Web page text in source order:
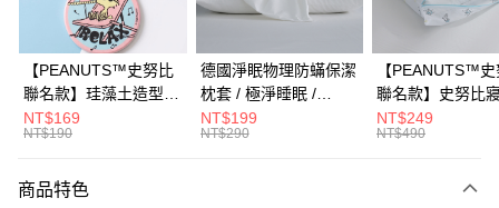
上海商業儲蓄銀行
台北富邦商業銀行
國泰世華商業銀行
臺灣中小企業銀行
台中商業銀行
匯豐（台灣）商業銀行
華泰商業銀行
聯邦商業銀行
遠東國際商業銀行
元大商業銀行
台灣樂天信用卡公司
LINE Pay
Apple Pay
街口支付
悠遊付
Google Pay
【PEANUTS™史努比
聯名款】珪藻土造型杯
墊 / 多款任選 /
HOYACASA
NT$169
NT$190
德國淨眠物理防蟎保潔
枕套 / 極淨睡眠 /
HOYACASA
NT$199
NT$290
【PEANUTS™
聯名款】史努比
衣袋 /
NT$249
NT$490
商品特色